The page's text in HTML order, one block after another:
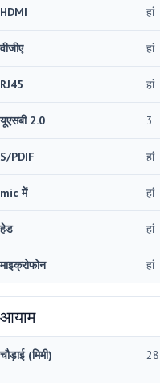
HDMI हां
वीजीए हां
RJ45 हां
यूएसबी 2.0 3
S/PDIF हां
mic में हां
हेड हां
माइक्रोफोन हां
आयाम
चौड़ाई (मिमी)